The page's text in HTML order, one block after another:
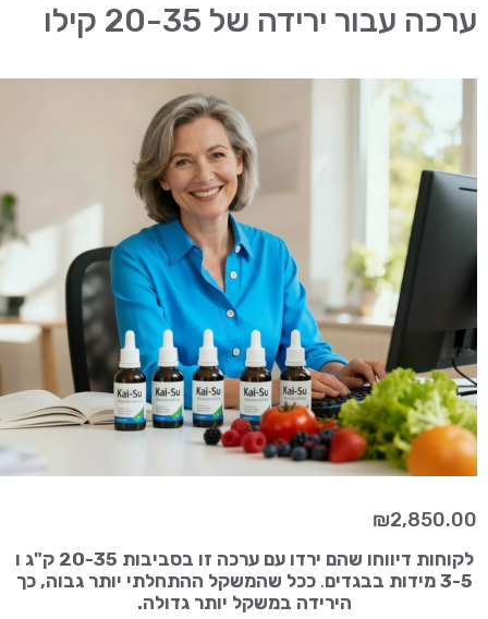
ערכה עבור ירידה של 20-35 קילו
₪2,850.00
לקוחות דיווחו שהם ירדו עם ערכה זו בסביבות 20-35 ק"ג
ו
3-5 מידות בבגדים
.ככל שהמשקל ההתחלתי יותר גבוה, כך
הירידה במשקל יותר גדולה.